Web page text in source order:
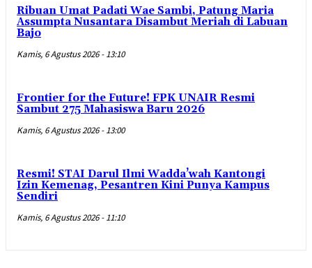
Ribuan Umat Padati Wae Sambi, Patung Maria
Assumpta Nusantara Disambut Meriah di Labuan
Bajo
Kamis, 6 Agustus 2026 - 13:10
Frontier for the Future! FPK UNAIR Resmi
Sambut 275 Mahasiswa Baru 2026
Kamis, 6 Agustus 2026 - 13:00
Resmi! STAI Darul Ilmi Wadda’wah Kantongi
Izin Kemenag, Pesantren Kini Punya Kampus
Sendiri
Kamis, 6 Agustus 2026 - 11:10